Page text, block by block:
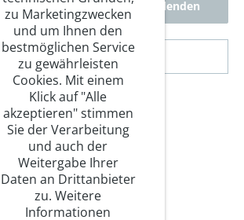
Filter ausblenden
>
Bergsteigen
zu Marketingzwecken
und um Ihnen den
bestmöglichen Service
zu gewährleisten
Cookies. Mit einem
Klick auf "Alle
akzeptieren" stimmen
Sie der Verarbeitung
und auch der
Weitergabe Ihrer
Daten an Drittanbieter
zu. Weitere
Informationen